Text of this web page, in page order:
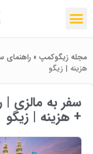
مجله زیگوکمپ » راهنمای
هزینه | زیگو
سفر به مالزی |
+ هزینه | زیگو